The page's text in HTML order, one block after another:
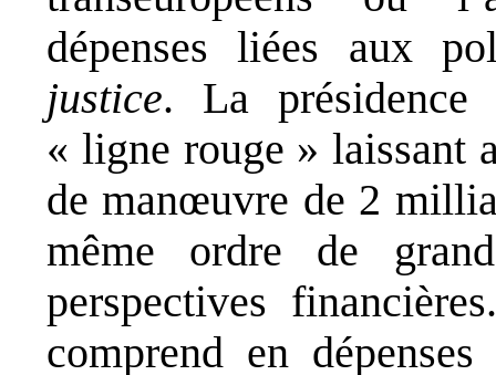
dépenses liées aux
justice. La présidence
« ligne rouge » laissant
de manœuvre de 2
même ordre de
perspectives
comprend en